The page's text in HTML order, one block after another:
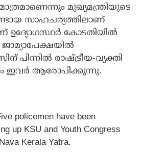
മുഖ്യമന്ത്രിയുടെ
സാഹചര്യത്തിലാണ്
ഉദ്യോഗസ്ഥര്‍ കോടതിയില്‍
പിന്നില്‍ രാഷ്ട്രീയ-വ്യക്തി
ഇവര്‍ ആരോപിക്കുന്നു.
policemen have been
up KSU and Youth Congress
Kerala Yatra.